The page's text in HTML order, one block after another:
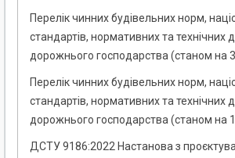
Перелік чинних будівельних норм,
стандартів, нормативних та технічних
дорожнього господарства (станом на
Перелік чинних будівельних норм,
стандартів, нормативних та технічних
дорожнього господарства (станом на
ДСТУ 9186:2022 Настанова з